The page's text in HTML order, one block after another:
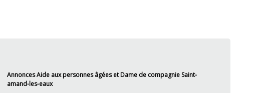
Annonces Aide aux personnes âgées et Dame de compagnie Saint-
amand-les-eaux